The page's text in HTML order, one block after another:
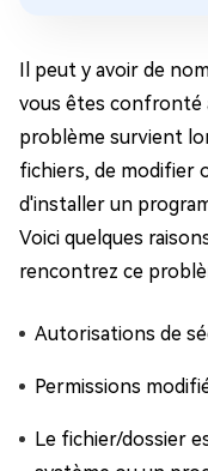
Il peut y avoir de
vous êtes confronté
problème survient
fichiers, de modifier
d'installer un
Voici quelques
rencontrez ce
Autorisations de
Permissions
Le fichier/dossier